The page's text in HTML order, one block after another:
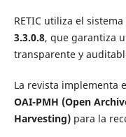
RETIC utiliza el sistema
3.3.0.8, que garantiza
transparente y
La revista implementa
OAI-PMH (Open
Harvesting) para la